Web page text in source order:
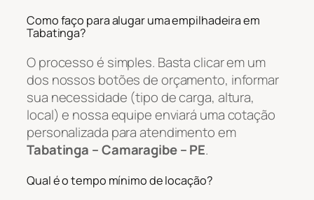
Como faço para alugar uma empilhadeira em
Tabatinga?
O processo é simples. Basta clicar em um
dos nossos botões de orçamento, informar
sua necessidade (tipo de carga, altura,
local) e nossa equipe enviará uma cotação
personalizada para atendimento em
Tabatinga – Camaragibe – PE.
Qual é o tempo mínimo de locação?